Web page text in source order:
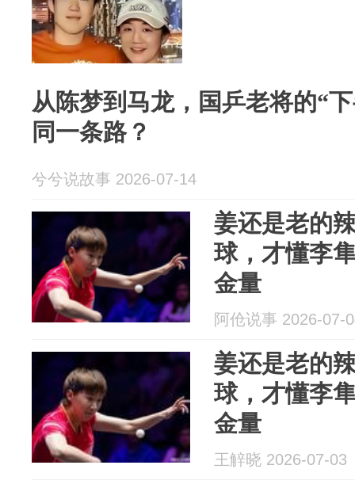
从陈梦到马龙，国乒老将的“
同一条路？
兮兮说故事 2026-07-14
姜还是老的
球，才懂李
金量
阿伧说事 2026-07-
姜还是老的
球，才懂李
金量
王觪晓 2026-07-03